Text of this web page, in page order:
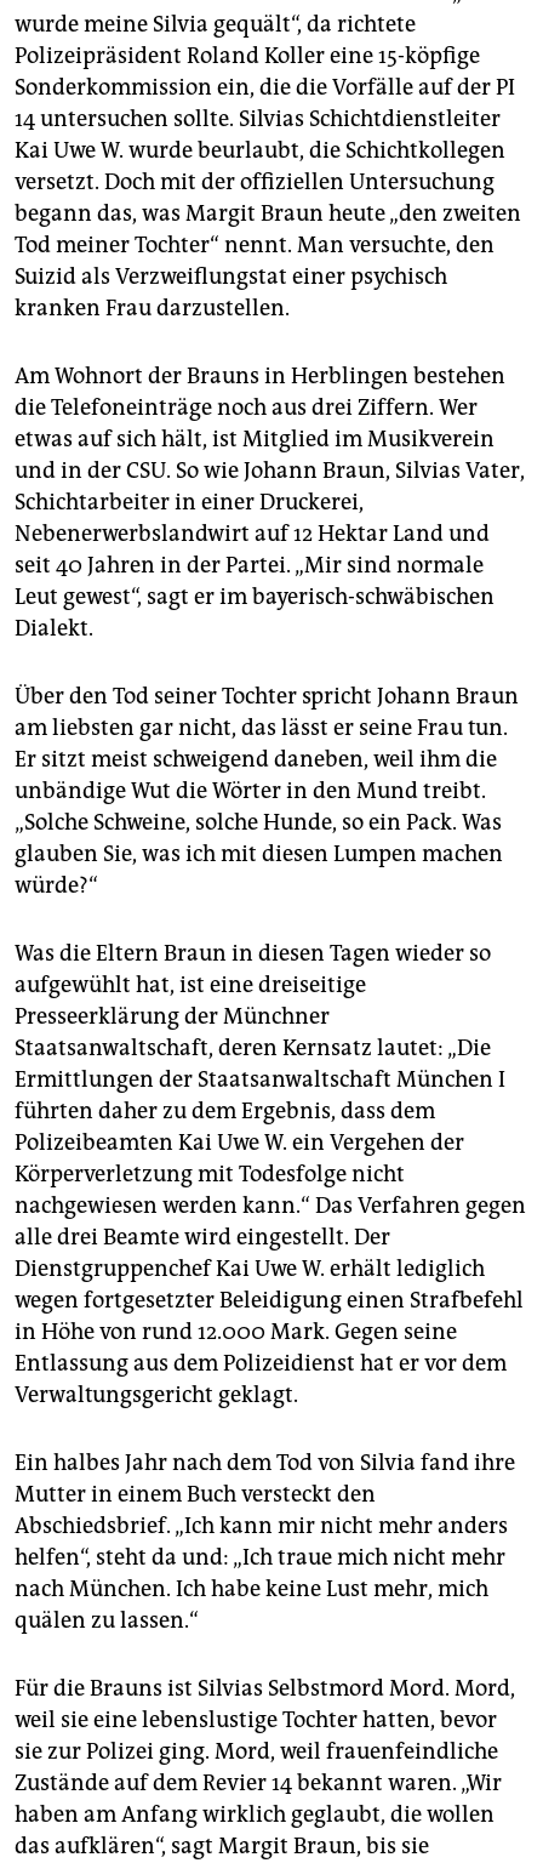
wurde meine Silvia gequält“, da richtete
Polizeipräsident Roland Koller eine 15-köpfige
Sonderkommission ein, die die Vorfälle auf der PI
14 untersuchen sollte. Silvias Schichtdienstleiter
Kai Uwe W. wurde beurlaubt, die Schichtkollegen
versetzt. Doch mit der offiziellen Untersuchung
begann das, was Margit Braun heute „den zweiten
Tod meiner Tochter“ nennt. Man versuchte, den
Suizid als Verzweiflungstat einer psychisch
kranken Frau darzustellen.
Am Wohnort der Brauns in Herblingen bestehen
die Telefoneinträge noch aus drei Ziffern. Wer
etwas auf sich hält, ist Mitglied im Musikverein
und in der CSU. So wie Johann Braun, Silvias Vater,
Schichtarbeiter in einer Druckerei,
Nebenerwerbslandwirt auf 12 Hektar Land und
seit 40 Jahren in der Partei. „Mir sind normale
Leut gewest“, sagt er im bayerisch-schwäbischen
Dialekt.
Über den Tod seiner Tochter spricht Johann Braun
am liebsten gar nicht, das lässt er seine Frau tun.
Er sitzt meist schweigend daneben, weil ihm die
unbändige Wut die Wörter in den Mund treibt.
„Solche Schweine, solche Hunde, so ein Pack. Was
glauben Sie, was ich mit diesen Lumpen machen
würde?“
Was die Eltern Braun in diesen Tagen wieder so
aufgewühlt hat, ist eine dreiseitige
Presseerklärung der Münchner
Staatsanwaltschaft, deren Kernsatz lautet: „Die
Ermittlungen der Staatsanwaltschaft München I
führten daher zu dem Ergebnis, dass dem
Polizeibeamten Kai Uwe W. ein Vergehen der
Körperverletzung mit Todesfolge nicht
nachgewiesen werden kann.“ Das Verfahren gegen
alle drei Beamte wird eingestellt. Der
Dienstgruppenchef Kai Uwe W. erhält lediglich
wegen fortgesetzter Beleidigung einen Strafbefehl
in Höhe von rund 12.000 Mark. Gegen seine
Entlassung aus dem Polizeidienst hat er vor dem
Verwaltungsgericht geklagt.
Ein halbes Jahr nach dem Tod von Silvia fand ihre
Mutter in einem Buch versteckt den
Abschiedsbrief. „Ich kann mir nicht mehr anders
helfen“, steht da und: „Ich traue mich nicht mehr
nach München. Ich habe keine Lust mehr, mich
quälen zu lassen.“
Für die Brauns ist Silvias Selbstmord Mord. Mord,
weil sie eine lebenslustige Tochter hatten, bevor
sie zur Polizei ging. Mord, weil frauenfeindliche
Zustände auf dem Revier 14 bekannt waren. „Wir
haben am Anfang wirklich geglaubt, die wollen
das aufklären“, sagt Margit Braun, bis sie